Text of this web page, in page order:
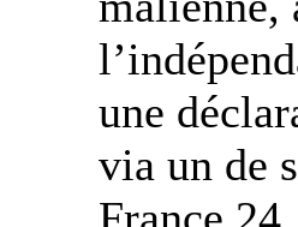
une
via un de